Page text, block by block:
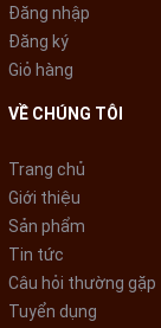
Đăng nhập
Đăng ký
Giỏ hàng
VỀ CHÚNG TÔI
Trang chủ
Giới thiệu
Sản phẩm
Tin tức
Câu hỏi thường gặp
Tuyển dụng